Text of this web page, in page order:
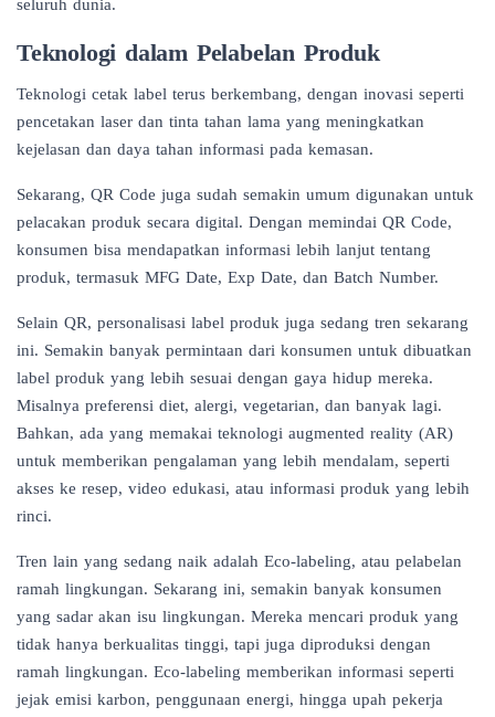
seluruh dunia.
Teknologi dalam Pelabelan Produk
Teknologi cetak label terus berkembang, dengan inovasi seperti
pencetakan laser dan tinta tahan lama yang meningkatkan
kejelasan dan daya tahan informasi pada kemasan.
Sekarang, QR Code juga sudah semakin umum digunakan untuk
pelacakan produk secara digital. Dengan memindai QR Code,
konsumen bisa mendapatkan informasi lebih lanjut tentang
produk, termasuk MFG Date, Exp Date, dan Batch Number.
Selain QR, personalisasi label produk juga sedang tren sekarang
ini. Semakin banyak permintaan dari konsumen untuk dibuatkan
label produk yang lebih sesuai dengan gaya hidup mereka.
Misalnya preferensi diet, alergi, vegetarian, dan banyak lagi.
Bahkan, ada yang memakai teknologi augmented reality (AR)
untuk memberikan pengalaman yang lebih mendalam, seperti
akses ke resep, video edukasi, atau informasi produk yang lebih
rinci.
Tren lain yang sedang naik adalah Eco-labeling, atau pelabelan
ramah lingkungan. Sekarang ini, semakin banyak konsumen
yang sadar akan isu lingkungan. Mereka mencari produk yang
tidak hanya berkualitas tinggi, tapi juga diproduksi dengan
ramah lingkungan. Eco-labeling memberikan informasi seperti
jejak emisi karbon, penggunaan energi, hingga upah pekerja